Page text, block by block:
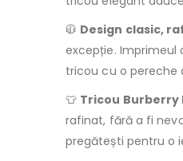
🧥 Design clasic,
excepție. Imprimeul
tricou cu o pereche
👕 Tricou Burberry
rafinat, fără a fi
pregătești pentru o